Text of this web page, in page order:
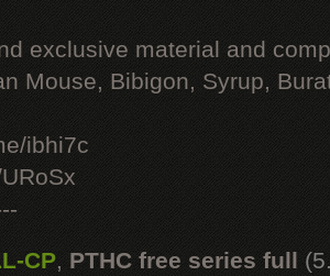
exclusive material and
Mouse, Bibigon, Syrup,
ibhi7c
CP, PTHC free series full